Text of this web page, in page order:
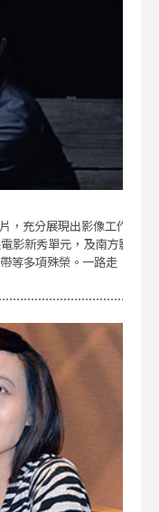
，充分展現出影像工作
影新秀單元，及南方影
等多項殊榮。一路走